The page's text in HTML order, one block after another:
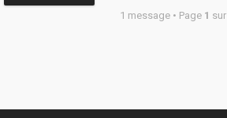
1 message • Page 1 sur